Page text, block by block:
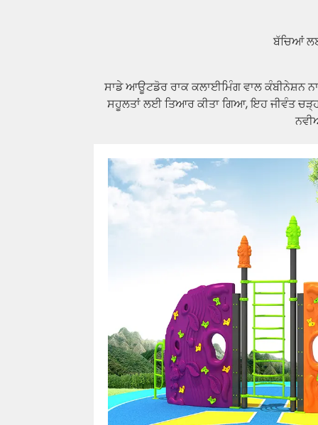
ਬੱਚਿਆਂ
ਸਾਡੇ ਆਊਟਡੋਰ ਰਾਕ ਕਲਾਈਮਿੰਗ ਵਾਲ ਕੰਬੀਨੇਸ਼ਨ
ਸਹੂਲਤਾਂ ਲਈ ਤਿਆਰ ਕੀਤਾ ਗਿਆ, ਇਹ ਜੀਵੰਤ